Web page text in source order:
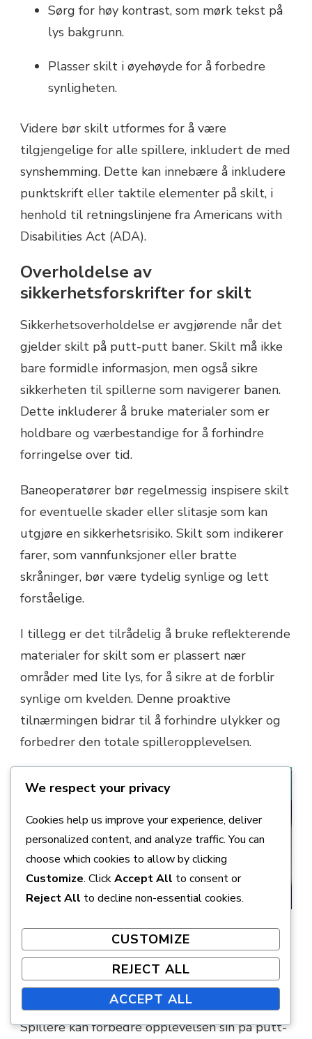
Sørg for høy kontrast, som mørk tekst på
lys bakgrunn.
Plasser skilt i øyehøyde for å forbedre
synligheten.
Videre bør skilt utformes for å være
tilgjengelige for alle spillere, inkludert de med
synshemming. Dette kan innebære å inkludere
punktskrift eller taktile elementer på skilt, i
henhold til retningslinjene fra Americans with
Disabilities Act (ADA).
Overholdelse av
sikkerhetsforskrifter for skilt
Sikkerhetsoverholdelse er avgjørende når det
gjelder skilt på putt-putt baner. Skilt må ikke
bare formidle informasjon, men også sikre
sikkerheten til spillerne som navigerer banen.
Dette inkluderer å bruke materialer som er
holdbare og værbestandige for å forhindre
forringelse over tid.
Baneoperatører bør regelmessig inspisere skilt
for eventuelle skader eller slitasje som kan
utgjøre en sikkerhetsrisiko. Skilt som indikerer
farer, som vannfunksjoner eller bratte
skråninger, bør være tydelig synlige og lett
forståelige.
I tillegg er det tilrådelig å bruke reflekterende
materialer for skilt som er plassert nær
områder med lite lys, for å sikre at de forblir
synlige om kvelden. Denne proaktive
tilnærmingen bidrar til å forhindre ulykker og
forbedrer den totale spilleropplevelsen.
Hvordan kan spillere
effektivt bruke baneskilt
og hjelpemidler?
Spillere kan forbedre opplevelsen sin på putt-
We respect your privacy
Cookies help us improve your experience, deliver
personalized content, and analyze traffic. You can
choose which cookies to allow by clicking
Customize. ClickAccept All to consent or
Reject All to decline non-essential cookies.
CUSTOMIZE
REJECT ALL
ACCEPT ALL